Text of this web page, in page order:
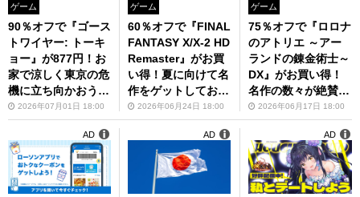
ゲーム
90％オフで『ゴース
トワイヤー: トーキ
ョー』が877円！お
家で涼しく東京の危
機に立ち向かおう
【Steam今週のセー
ル情報】
2026年07月01日 18:00
ゲーム
60％オフで『FINAL
FANTASY X/X-2 HD
Remaster』がお買
い得！夏に向けて名
作をゲットしておこ
う【Steam今週のセ
ール情報】
2026年06月24日 18:00
ゲーム
75％オフで『ロロナ
のアトリエ ～アー
ランドの錬金術士～
DX』がお買い得！
名作の数々が絶賛セ
ール中【Steam今週
のセール情報】
2026年06月17日 18:00
AD AD AD